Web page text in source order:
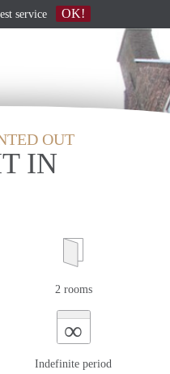
OUT
IN
2 rooms
∞
Indefinite period
service OK!